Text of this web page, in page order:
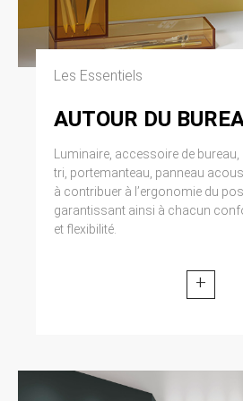
Les Essentiels
AUTOUR DU
Luminaire, accessoire de
tri, portemanteau, panneau
à contribuer à l’ergonomie du
garantissant ainsi à chacun
et flexibilité.
+